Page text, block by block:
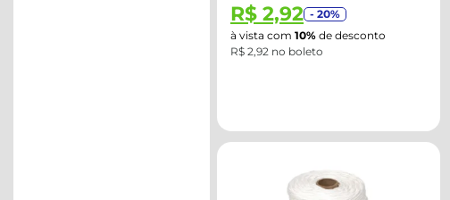
R$ 2,92 - 20%
à vista com 10% de desconto
R$ 2,92 no boleto